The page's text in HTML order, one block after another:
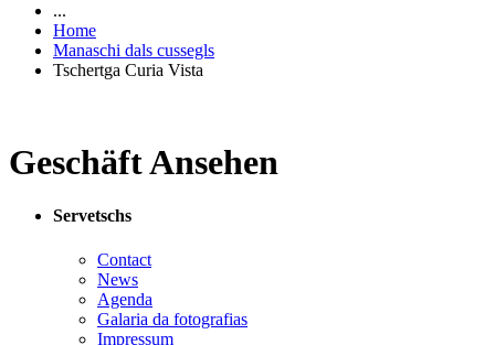
...
Home
Manaschi dals cussegls
Tschertga Curia Vista
Geschäft Ansehen
Servetschs
Contact
News
Agenda
Galaria da fotografias
Impressum